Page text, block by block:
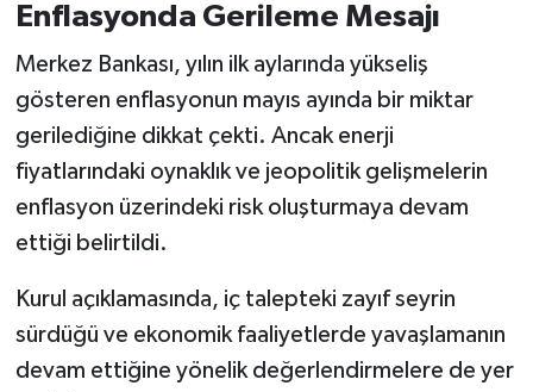
Enflasyonda Gerileme Mesajı
Merkez Bankası, yılın ilk aylarında yükseliş
gösteren enflasyonun mayıs ayında bir miktar
gerilediğine dikkat çekti. Ancak enerji
fiyatlarındaki oynaklık ve jeopolitik gelişmelerin
enflasyon üzerindeki risk oluşturmaya devam
ettiği belirtildi.
Kurul açıklamasında, iç talepteki zayıf seyrin
sürdüğü ve ekonomik faaliyetlerde yavaşlamanın
devam ettiğine yönelik değerlendirmelere de yer